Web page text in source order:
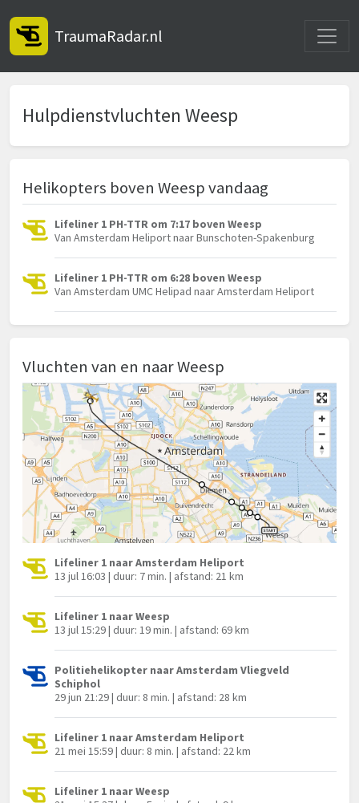
TraumaRadar.nl
Hulpdienstvluchten Weesp
Helikopters boven Weesp vandaag
Lifeliner 1 PH-TTR om 7:17 boven Weesp
Van Amsterdam Heliport naar Bunschoten-Spakenburg
Lifeliner 1 PH-TTR om 6:28 boven Weesp
Van Amsterdam UMC Helipad naar Amsterdam Heliport
Vluchten van en naar Weesp
Lifeliner 1 naar Amsterdam Heliport
13 jul 16:03 | duur: 7 min. | afstand: 21 km
Lifeliner 1 naar Weesp
13 jul 15:29 | duur: 19 min. | afstand: 69 km
Politiehelikopter naar Amsterdam Vliegveld
Schiphol
29 jun 21:29 | duur: 8 min. | afstand: 28 km
Lifeliner 1 naar Amsterdam Heliport
21 mei 15:59 | duur: 8 min. | afstand: 22 km
Lifeliner 1 naar Weesp